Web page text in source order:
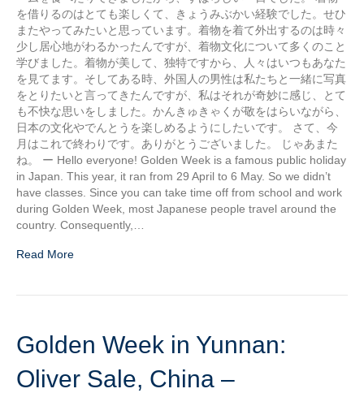
を借りるのはとても楽しくて、きょうみぶかい経験でした。せひ
またやってみたいと思っています。着物を着て外出するのは時々
少し居心地がわるかったんですが、着物文化について多くのこと
学びました。着物が美して、独特ですから、人々はいつもあなた
を見てます。そしてある時、外国人の男性は私たちと一緒に写真
をとりたいと言ってきたんですが、私はそれが奇妙に感じ、とて
も不快な思いをしました。かんきゅきゃくが敬をはらいながら、
日本の文化やでんとうを楽しめるようにしたいです。 さて、今
月はこれで終わりです。ありがとうございました。 じゃあまた
ね。 ー Hello everyone! Golden Week is a famous public holiday
in Japan. This year, it ran from 29 April to 6 May. So we didn’t
have classes. Since you can take time off from school and work
during Golden Week, most Japanese people travel around the
country. Consequently,…
Read More
Golden Week in Yunnan:
Oliver Sale, China –